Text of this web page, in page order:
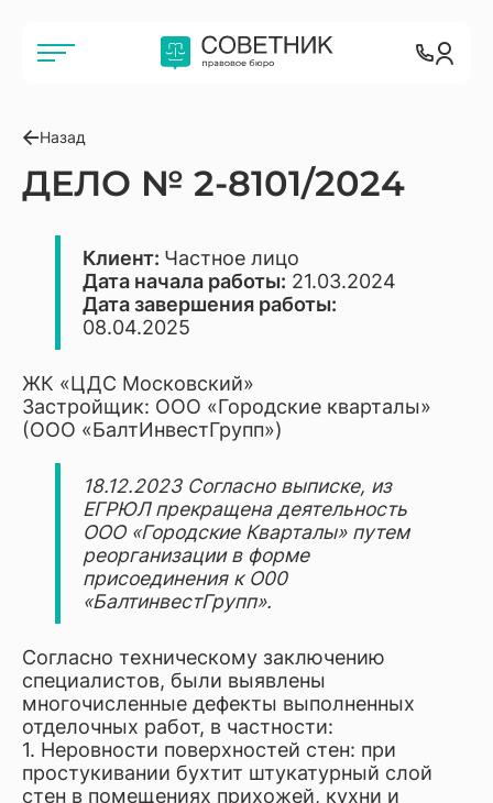
Назад
ДЕЛО № 2-8101/2024
Клиент: Частное лицо
Дата начала работы: 21.03.2024
Дата завершения работы:
08.04.2025
ЖК «ЦДС Московский»
Застройщик: ООО «Городские кварталы»
(ООО «БалтИнвестГрупп»)
18.12.2023 Согласно выписке, из
ЕГРЮЛ прекращена деятельность
ООО «Городские Кварталы» путем
реорганизации в форме
присоединения к О00
«БалтинвестГрупп».
Согласно техническому заключению
специалистов, были выявлены
многочисленные дефекты выполненных
отделочных работ, в частности:
1. Неровности поверхностей стен: при
простукивании бухтит штукатурный слой
стен в помещениях прихожей, кухни и